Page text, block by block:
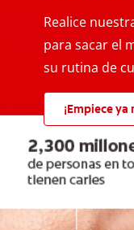
Realice
para sacar el
su rutina de
¡Empiece ya